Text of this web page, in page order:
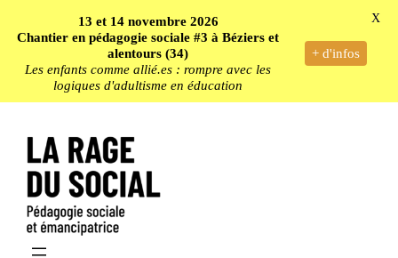
contenu
13 et 14 novembre 2026
Chantier en pédagogie sociale #3 à Béziers et
alentours (34)
Les enfants comme allié.es : rompre avec les
logiques d'adultisme en éducation
+ d'infos
X